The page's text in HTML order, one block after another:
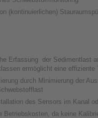
(kontinuierlichen)
Erfassung der Sedimentlast
ermöglicht eine effiziente
durch Minimierung der
des Sensors im Kanal
Betriebskosten, da keine